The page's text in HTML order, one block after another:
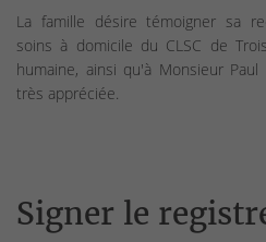
La famille désire témoigner sa
soins à domicile du CLSC de
humaine, ainsi qu'à Monsieur
très appréciée.
Signer le